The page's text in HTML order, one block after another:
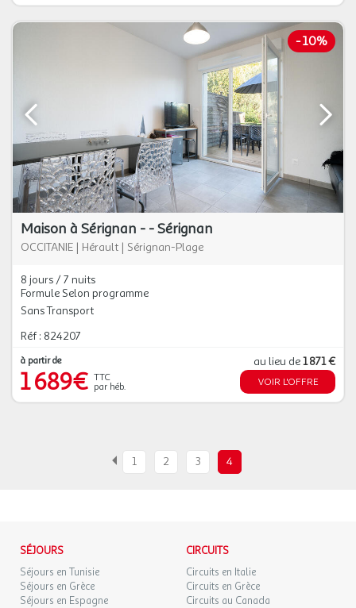
-10%
Maison à Sérignan - - Sérignan
OCCITANIE | Hérault | Sérignan-Plage
8 jours / 7 nuits
Formule Selon programme
Sans Transport
Réf : 824207
à partir de
1 689€ TTC
par héb.
au lieu de1 871 €
VOIR L'OFFRE
1 2 3 4
SÉJOURS
Séjours en Tunisie
Séjours en Grèce
Séjours en Espagne
CIRCUITS
Circuits en Italie
Circuits en Grèce
Circuits au Canada